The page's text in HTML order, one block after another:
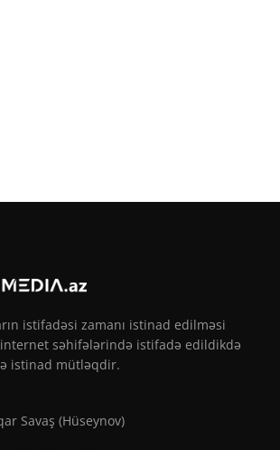
istifadəsi zamanı istinad edilməsi
səhifələrində istifadə edildikdə
istinad mütləqdir.
Savaş (Hüseynov)